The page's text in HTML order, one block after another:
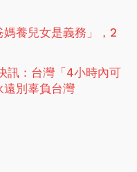
養兒女是義務」，2
訊：台灣「4小時內可
遠別辜負台灣